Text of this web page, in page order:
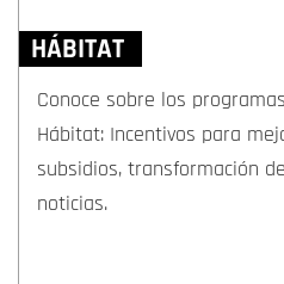
HÁBITAT
Conoce sobre los
Hábitat: Incentivos para
subsidios, transformación
noticias.